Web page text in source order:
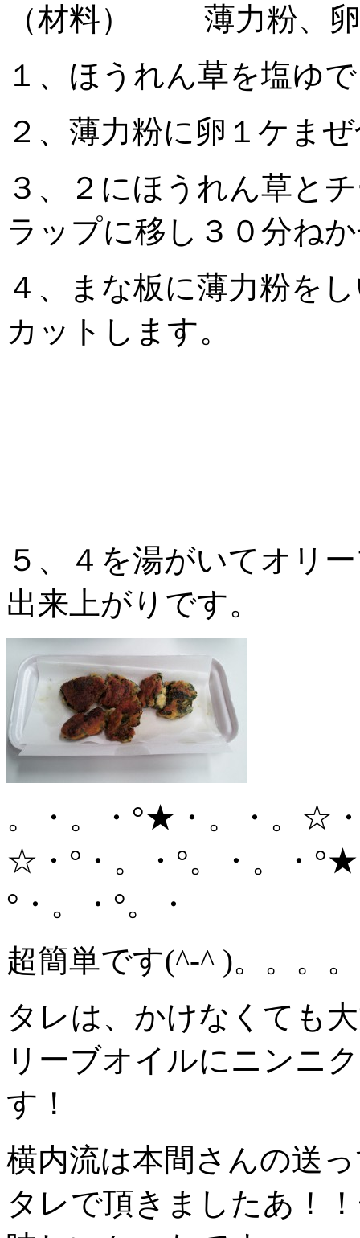
（材料） 薄力粉、卵
１、ほうれん草を塩ゆ
２、薄力粉に卵１ケま
３、２にほうれん草と
ラップに移し３０分ね
４、まな板に薄力粉を
カットします。
５、４を湯がいてオリ
出来上がりです。
。・。・°★・。・。☆
☆・°・。・°。・。・
°・。・°。・
超簡単です(^-^ )。。。。
タレは、かけなくても
リーブオイルにニンニ
す！
横内流は本間さんの送
タレで頂きましたあ！